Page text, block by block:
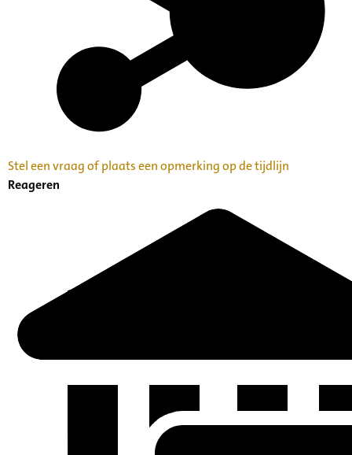
Stel een vraag of plaats een opmerking op de tijdlijn
Reageren